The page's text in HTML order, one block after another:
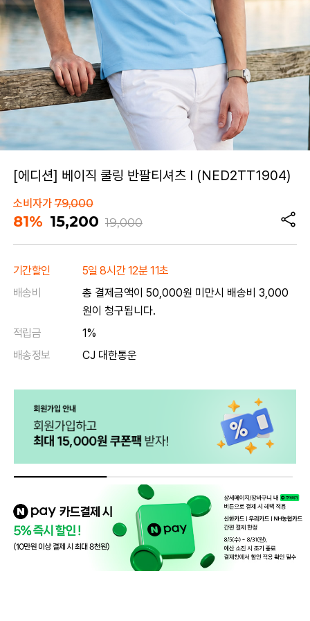
[에디션] 베이직 쿨링 반팔티셔츠 I (NED2TT1904)
소비자가79,000
81% 15,200 19,000
기간할인
5일 8시간 12분 11초
배송비
총 결제금액이 50,000원 미만시 배송비 3,000
원이 청구됩니다.
적립금
1%
배송정보
CJ 대한통운